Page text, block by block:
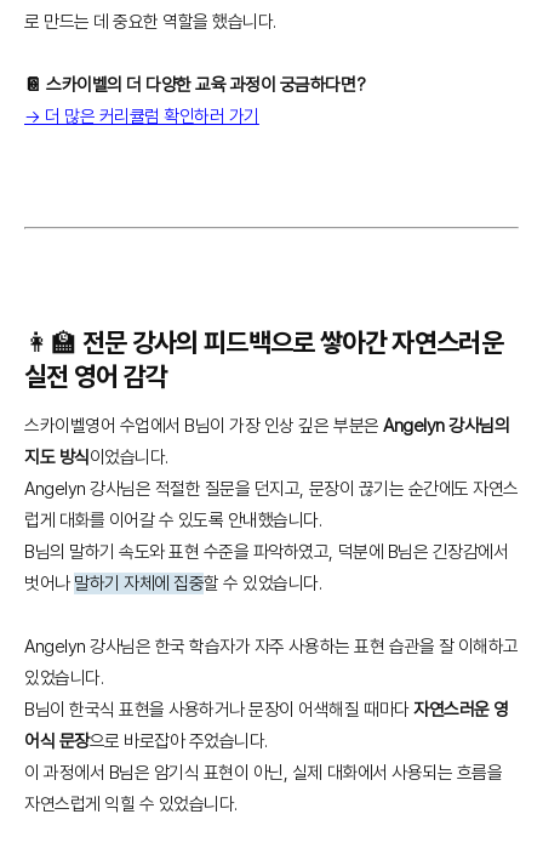
로 만드는 데 중요한 역할을 했습니다.
📔 스카이벨의 더 다양한 교육 과정이 궁금하다면?
→ 더 많은 커리큘럼 확인하러 가기
👩‍🏫 전문 강사의 피드백으로 쌓아간 자연스러운
실전 영어 감각
스카이벨영어 수업에서 B님이 가장 인상 깊은 부분은Angelyn 강사님의
지도 방식 이었습니다.
Angelyn 강사님은 적절한 질문을 던지고, 문장이 끊기는 순간에도 자연스
럽게 대화를 이어갈 수 있도록 안내했습니다.
B님의 말하기 속도와 표현 수준을 파악하였고, 덕분에 B님은 긴장감에서
벗어나 말하기 자체에 집중할 수 있었습니다.
Angelyn 강사님은 한국 학습자가 자주 사용하는 표현 습관을 잘 이해하고
있었습니다.
B님이 한국식 표현을 사용하거나 문장이 어색해질 때마다자연스러운 영
어식 문장으로 바로잡아 주었습니다.
이 과정에서 B님은 암기식 표현이 아닌, 실제 대화에서 사용되는 흐름을
자연스럽게 익힐 수 있었습니다.